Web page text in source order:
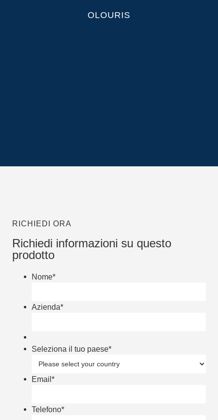
RICHIEDI ORA
Richiedi informazioni su questo
prodotto
Nome*
Azienda*
Seleziona il tuo paese*
Email *
Telefono*